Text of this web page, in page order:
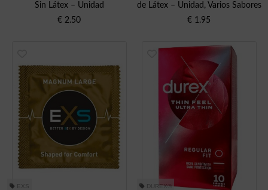
Sin Látex – Unidad
€ 2.50
de Látex – Unidad, Varios Sabores
€ 1.95
EXS DUREX®